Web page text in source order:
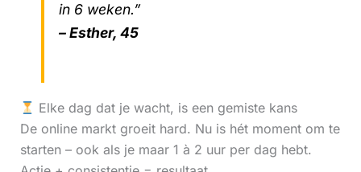
in 6 weken.”
– Esther, 45
Elke dag dat je wacht, is een gemiste kans
De online markt groeit hard. Nu is hét moment om te
starten – ook als je maar 1 à 2 uur per dag hebt.